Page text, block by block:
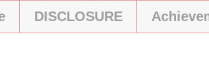
DISCLOSURE